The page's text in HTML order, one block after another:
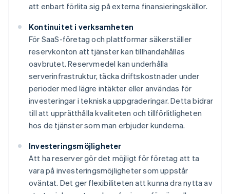
att enbart förlita sig på externa finansieringskällor.
Kontinuitet i verksamheten
För SaaS-företag och plattformar säkerställer
reservkonton att tjänster kan tillhandahållas
oavbrutet. Reservmedel kan underhålla
serverinfrastruktur, täcka driftskostnader under
perioder med lägre intäkter eller användas för
investeringar i tekniska uppgraderingar. Detta bidrar
till att upprätthålla kvaliteten och tillförlitligheten
hos de tjänster som man erbjuder kunderna.
Investeringsmöjligheter
Att ha reserver gör det möjligt för företag att ta
vara på investeringsmöjligheter som uppstår
oväntat. Det ger flexibiliteten att kunna dra nytta av